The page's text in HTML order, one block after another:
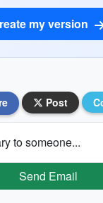
my version
Post
to someone...
Send Email